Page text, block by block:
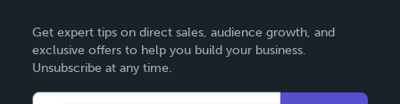
Deutsch
Français
Get expert tips on direct sales, audience growth, and
exclusive offers to help you build your business.
Unsubscribe at any time.